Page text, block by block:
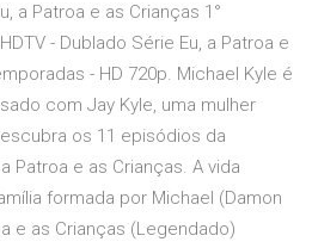
a Patroa e as Crianças 1°
- Dublado Série Eu, a Patroa e
- HD 720p. Michael Kyle é
com Jay Kyle, uma mulher
os 11 episódios da
Patroa e as Crianças. A vida
formada por Michael (Damon
e as Crianças (Legendado)